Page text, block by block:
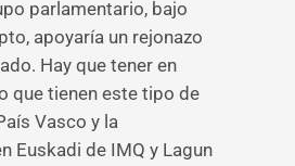
parlamentario, bajo
apoyaría un rejonazo
Hay que tener en
que tienen este tipo de
Vasco y la
Euskadi de IMQ y Lagun